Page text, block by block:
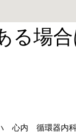
る場
内 循環器内科